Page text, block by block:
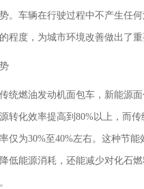
。车辆在行驶过程中不产生任
程度，为城市环境改善做出了重
统燃油发动机面包车，新能源
转化效率提高到80%以上，而
仅为30%至40%左右。这种节能
低能源消耗，还能减少对化石